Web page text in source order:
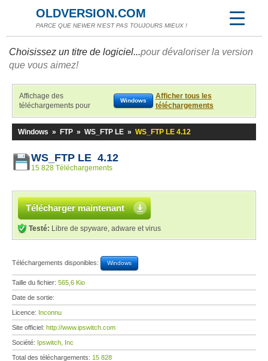
OLDVERSION.COM
PARCE QUE NEWER N'EST PAS TOUJOURS MIEUX !
Choisissez un titre de logiciel...pour dévaloriser la version
que vous aimez!
Affichage des
téléchargements pour
Windows
Afficher tous les
téléchargements
Windows » FTP » WS_FTP LE » WS_FTP LE 4.12
WS_FTP LE 4.12
15 828 Téléchargements
Télécharger maintenant
Testé: Libre de spyware, adware et virus
Téléchargements disponibles: Windows
Taille du fichier: 565,6 Kio
Date de sortie:
Licence: Inconnu
Site officiel: http://www.ipswitch.com
Société: Ipswitch, Inc
Total des téléchargements: 15 828